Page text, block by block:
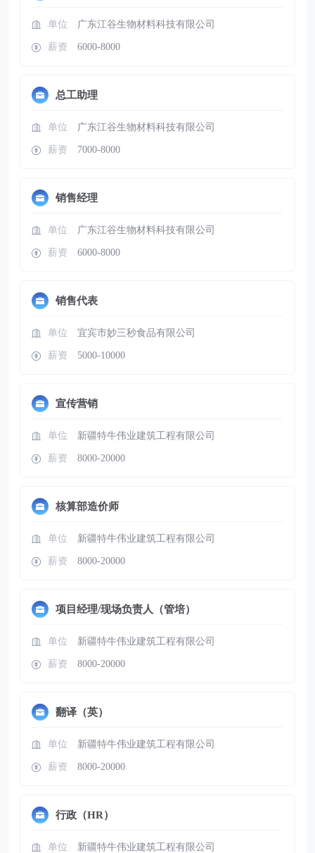
单位 广东江谷生物材料科技有限公司
薪资 6000-8000
总工助理
单位 广东江谷生物材料科技有限公司
薪资 7000-8000
销售经理
单位 广东江谷生物材料科技有限公司
薪资 6000-8000
销售代表
单位 宜宾市妙三秒食品有限公司
薪资 5000-10000
宣传营销
单位 新疆特牛伟业建筑工程有限公司
薪资 8000-20000
核算部造价师
单位 新疆特牛伟业建筑工程有限公司
薪资 8000-20000
项目经理/现场负责人（管培）
单位 新疆特牛伟业建筑工程有限公司
薪资 8000-20000
翻译（英）
单位 新疆特牛伟业建筑工程有限公司
薪资 8000-20000
行政（HR）
单位 新疆特牛伟业建筑工程有限公司